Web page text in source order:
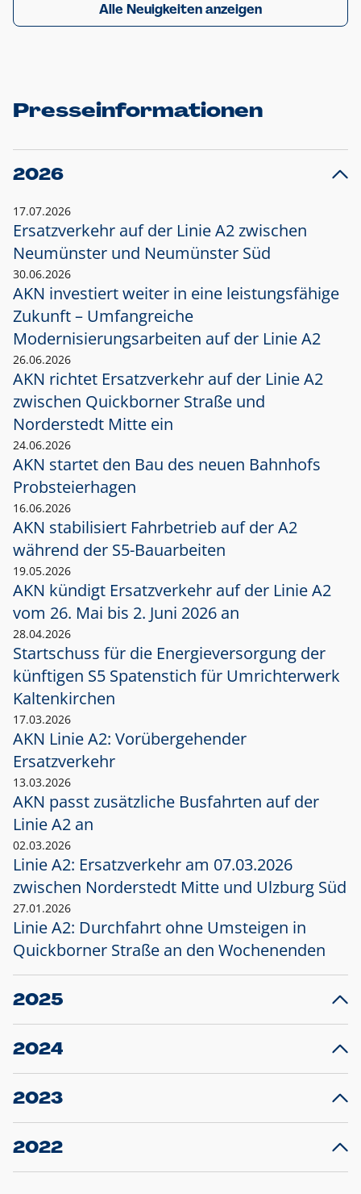
Alle Neuigkeiten anzeigen
Presseinformationen
2026
17.07.2026
Ersatzverkehr auf der Linie A2 zwischen
Neumünster und Neumünster Süd
30.06.2026
AKN investiert weiter in eine leistungsfähige
Zukunft – Umfangreiche
Modernisierungsarbeiten auf der Linie A2
26.06.2026
AKN richtet Ersatzverkehr auf der Linie A2
zwischen Quickborner Straße und
Norderstedt Mitte ein
24.06.2026
AKN startet den Bau des neuen Bahnhofs
Probsteierhagen
16.06.2026
AKN stabilisiert Fahrbetrieb auf der A2
während der S5-Bauarbeiten
19.05.2026
AKN kündigt Ersatzverkehr auf der Linie A2
vom 26. Mai bis 2. Juni 2026 an
28.04.2026
Startschuss für die Energieversorgung der
künftigen S5 Spatenstich für Umrichterwerk
Kaltenkirchen
17.03.2026
AKN Linie A2: Vorübergehender
Ersatzverkehr
13.03.2026
AKN passt zusätzliche Busfahrten auf der
Linie A2 an
02.03.2026
Linie A2: Ersatzverkehr am 07.03.2026
zwischen Norderstedt Mitte und Ulzburg Süd
27.01.2026
Linie A2: Durchfahrt ohne Umsteigen in
Quickborner Straße an den Wochenenden
2025
23.12.2025
Projekt S5: Start der Bauarbeiten am
2024
10.12.2024
Großprojekt S5: Sperrung der Bahnstraße in
2023
20.12.2023
Schleswig-Holstein verlängert den
2022
22.12.2022